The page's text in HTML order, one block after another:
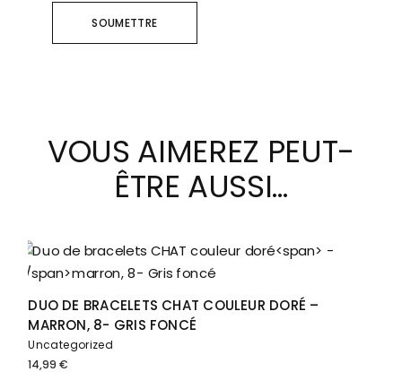
SOUMETTRE
VOUS AIMEREZ PEUT-
ÊTRE AUSSI…
DUO DE BRACELETS CHAT COULEUR DORÉ –
MARRON, 8- GRIS FONCÉ
Uncategorized
14,99€